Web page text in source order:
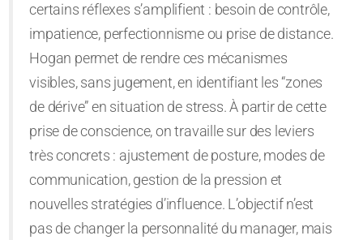
certains réflexes s’amplifient : besoin de contrôle,
impatience, perfectionnisme ou prise de distance.
Hogan permet de rendre ces mécanismes
visibles, sans jugement, en identifiant les “zones
de dérive” en situation de stress. À partir de cette
prise de conscience, on travaille sur des leviers
très concrets : ajustement de posture, modes de
communication, gestion de la pression et
nouvelles stratégies d’influence. L’objectif n’est
pas de changer la personnalité du manager, mais